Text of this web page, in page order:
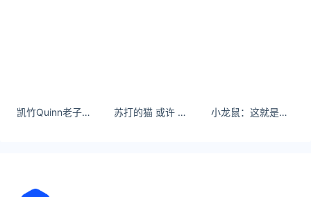
邵阳市北塔区召开市场监管领域疫情防控工作会
08月26日
凯竹Quinn老子不个性，所以不签名！ 苏打的猫 或许 新的故事 会在秋风中慢慢开始 - 小红书 小龙鼠：这就是马面裙嘛#马面裙 #东方美学